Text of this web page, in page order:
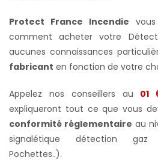
Protect France Incendie
comment acheter votre
aucunes connaissances
fabricant en fonction de votre
Appelez nos conseillers au 01
expliqueront tout ce que vous
conformité réglementaire au
signalétique détection gaz
Pochettes..).